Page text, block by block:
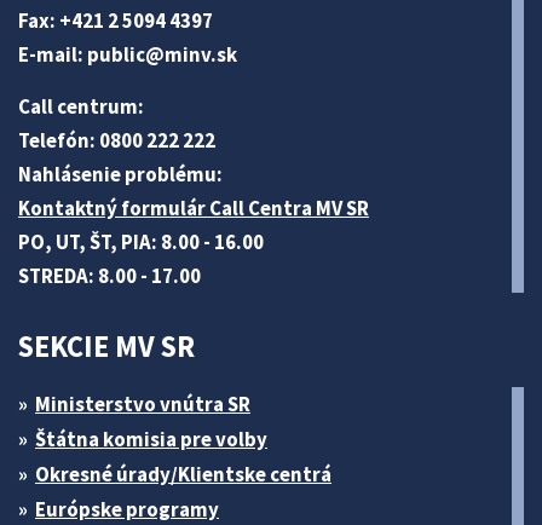
Fax: +421 2 5094 4397
E-mail: public@minv.sk
Call centrum:
Telefón: 0800 222 222
Nahlásenie problému:
Kontaktný formulár Call Centra MV SR
PO, UT, ŠT, PIA: 8.00 - 16.00
STREDA: 8.00 - 17.00
SEKCIE MV SR
Ministerstvo vnútra SR
Štátna komisia pre volby
Okresné úrady/Klientske centrá
Európske programy